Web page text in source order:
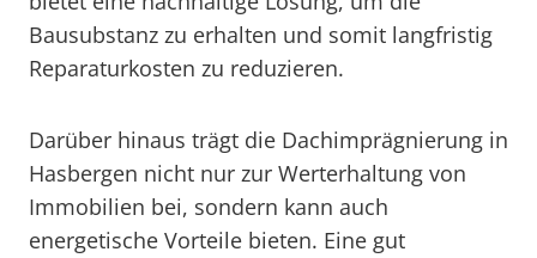
Bausubstanz zu erhalten und somit langfristig
Reparaturkosten zu reduzieren.
Darüber hinaus trägt die Dachimprägnierung in
Hasbergen nicht nur zur Werterhaltung von
Immobilien bei, sondern kann auch
energetische Vorteile bieten. Eine gut